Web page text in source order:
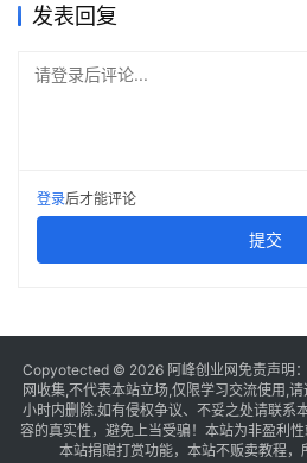
发表回复
请登录后评论...
登录后才能评论
提交
Copyotected © 2026 阿峰创业网 免责声明
网收集,不代表本站立场,仅限学习交流使用,
小时内删除.如有侵权争议、不妥之处请联系
容的真实性，避免上当受骗！本站为非盈利
本站捐赠打赏功能，本站不贩卖教程，